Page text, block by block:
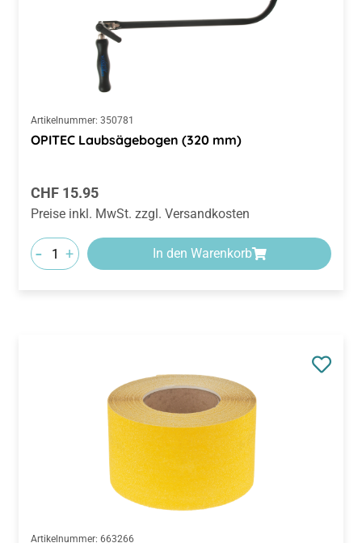
Artikelnummer: 350781
OPITEC Laubsägebogen (320 mm)
Regulärer Preis:
CHF 15.95
Preise inkl. MwSt. zzgl. Versandkosten
- + In den Warenkorb
Artikelnummer: 663266